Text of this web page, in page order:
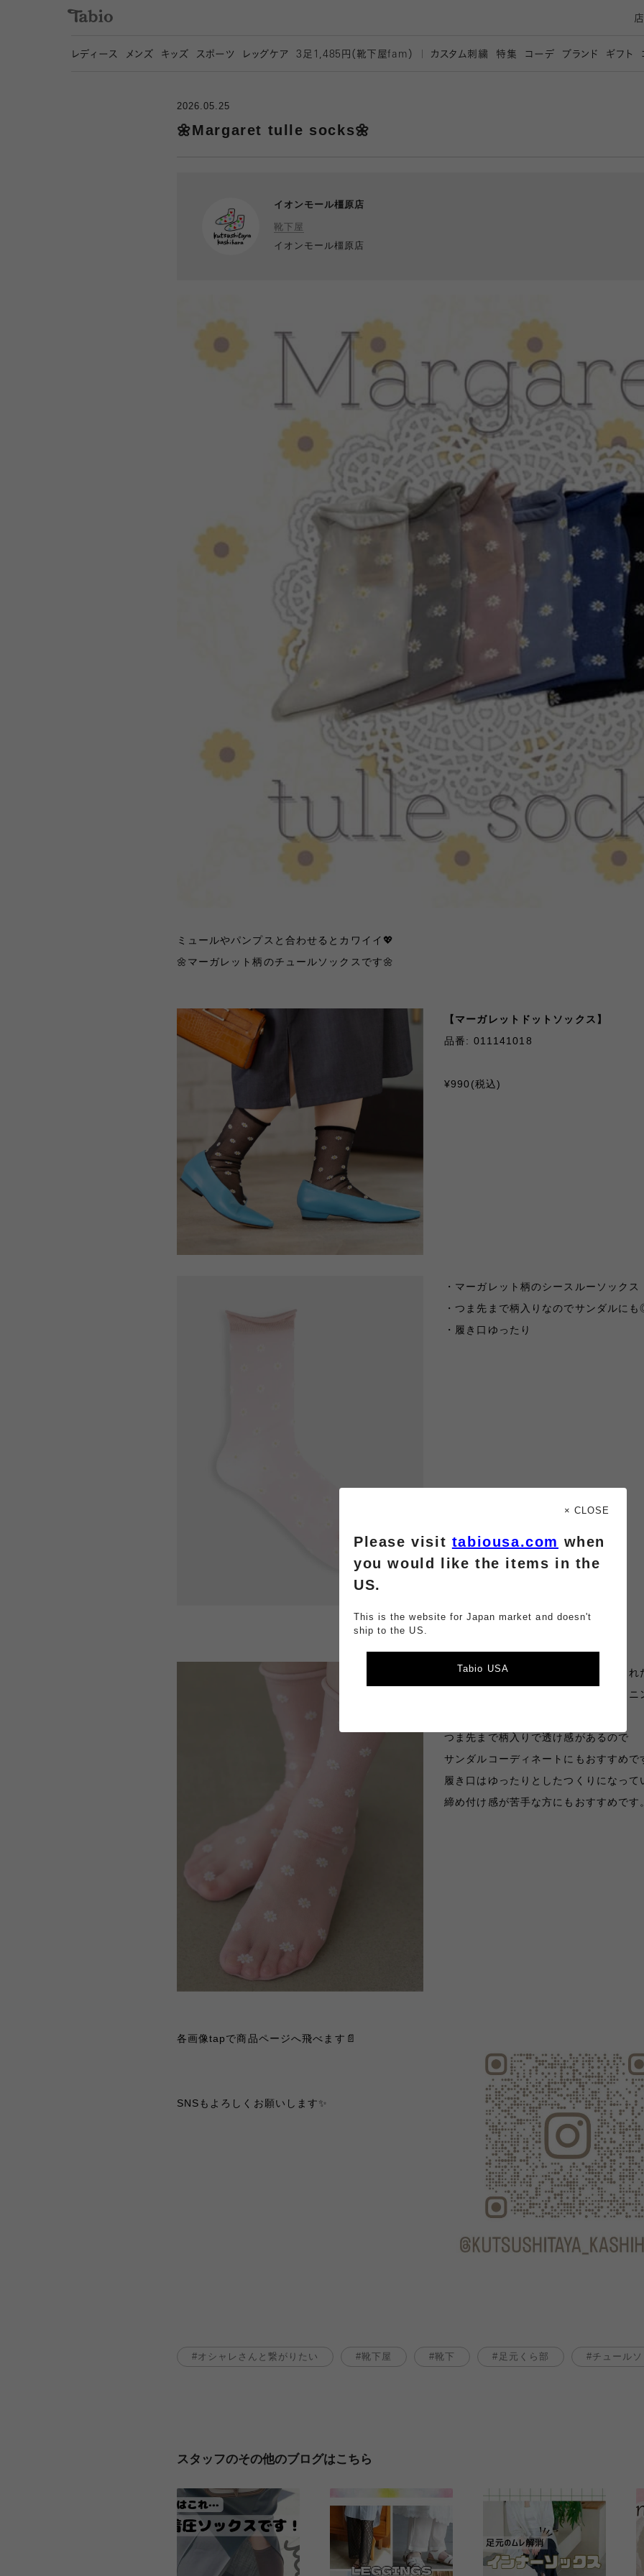
レディース メンズ キッズ スポーツ レッグケア 3 足1,485円（靴下屋fam） カスタム刺繍 特集 コーデ ブランド ギフト
2026.05.25
🌼Margaret tulle socks🌼
イオンモール橿原店
靴下屋
イオンモール橿原店
ミュールやパンプスと合わせるとカワイイ💖
🌼マーガレット柄のチュールソックスです🌼
【マーガレットドットソックス】
品番: 011141018
¥990(税込)
・マーガレット柄のシースルーソックス
・つま先まで柄入りなのでサンダルに
・履き口ゆったり
小さめのマーガレット柄を散りばめられ
大人なスタイルにも履きやすいフェミニ
つま先まで柄入りで透け感があるので
サンダルコーディネートにもおすすめで
履き口はゆったりとしたつくりになって
締め付け感が苦手な方にもおすすめです
各画像tapで商品ページへ飛べます📄
SNSもよろしくお願いします✨
オシャレさんと繋がりたい 靴下屋 靴下 足元くら部 チュール
スタッフのその他のブログはこちら
× CLOSE
Please visit tabiousa.com when
you would like the items in the
US.
This is the website for Japan market and doesn't
ship to the US.
Tabio USA